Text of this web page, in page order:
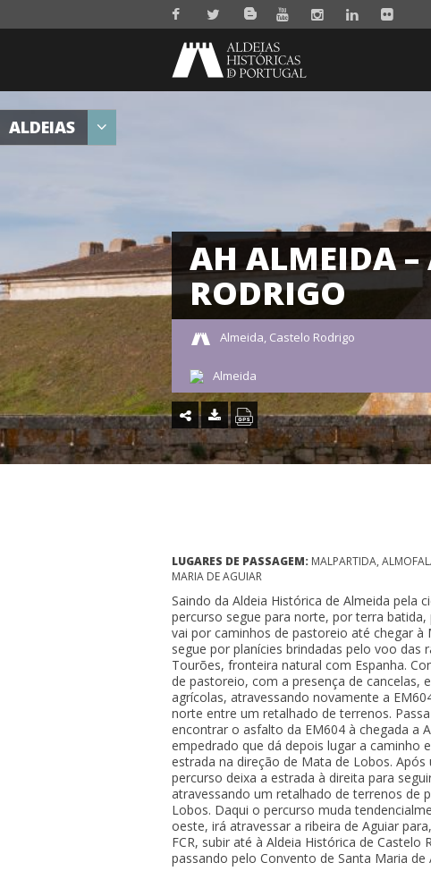
ALDEIAS
AH ALMEIDA –
RODRIGO
Almeida, Castelo Rodrigo
Almeida
LUGARES DE PASSAGEM: MALPARTIDA,
MARIA DE AGUIAR
Saindo da Aldeia Histórica de Almeida pela
percurso segue para norte, por terra
vai por caminhos de pastoreio até chegar à
segue por planícies brindadas pelo voo das
Tourões, fronteira natural com Espanha.
de pastoreio, com a presença de cancelas,
agrícolas, atravessando novamente a
norte entre um retalhado de terrenos.
encontrar o asfalto da EM604 à chegada a
empedrado que dá depois lugar a caminho
estrada na direção de Mata de Lobos.
percurso deixa a estrada à direita para
atravessando um retalhado de terrenos de
Lobos. Daqui o percurso muda
oeste, irá atravessar a ribeira de Aguiar
FCR, subir até à Aldeia Histórica de
passando pelo Convento de Santa Maria de